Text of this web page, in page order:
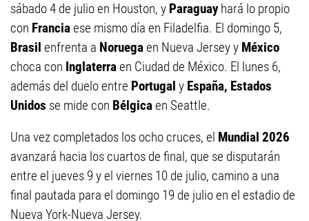
sábado 4 de julio en Houston, y Paraguayhará lo propio
con Franciaese mismo día en Filadelfia. El domingo 5,
Brasil enfrenta a Noruegaen Nueva Jersey y México
choca con Inglaterraen Ciudad de México. El lunes 6,
además del duelo entre Portugal y España, Estados
Unidos se mide con Bélgicaen Seattle.
Una vez completados los ocho cruces, el Mundial 2026
avanzará hacia los cuartos de final, que se disputarán
entre el jueves 9 y el viernes 10 de julio, camino a una
final pautada para el domingo 19 de julio en el estadio de
Nueva York-Nueva Jersey.